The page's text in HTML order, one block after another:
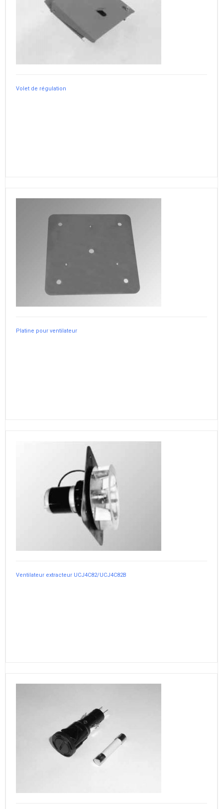
Volet de régulation
Platine pour ventilateur
Ventilateur extracteur UCJ4C82/UCJ4C82B